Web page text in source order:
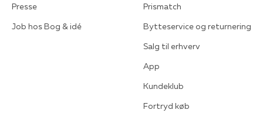
Presse
Job hos Bog & idé
Prismatch
Bytteservice og returnering
Salg til erhverv
App
Kundeklub
Fortryd køb